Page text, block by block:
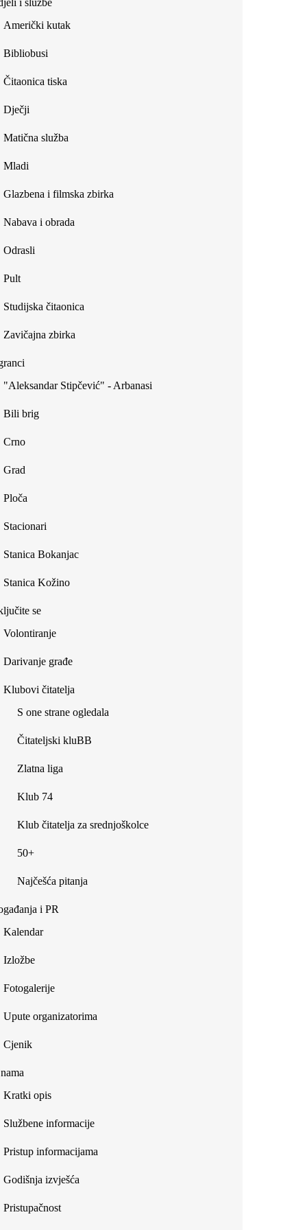
external)
i službe
Američki kutak
Bibliobusi
Čitaonica tiska
Dječji
Matična služba
Mladi
Glazbena i filmska zbirka
Nabava i obrada
Odrasli
Pult
Studijska čitaonica
Zavičajna zbirka
"Aleksandar Stipčević" - Arbanasi
Bili brig
Crno
Grad
Ploča
Stacionari
Stanica Bokanjac
Stanica Kožino
se
Volontiranje
Darivanje građe
Klubovi čitatelja
S one strane ogledala
Čitateljski kluBB
Zlatna liga
Klub 74
Klub čitatelja za srednjoškolce
50+
Najčešća pitanja
i PR
Kalendar
Izložbe
Fotogalerije
Upute organizatorima
Cjenik
Kratki opis
Službene informacije
Pristup informacijama
Godišnja izvješća
Pristupačnost